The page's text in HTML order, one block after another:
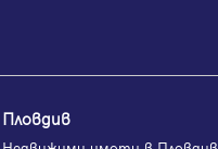
Пловдив